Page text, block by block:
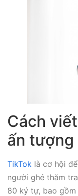
Cách
ấn tượng
TikTok là cơ hội
người ghé thăm
80 ký tự, bao